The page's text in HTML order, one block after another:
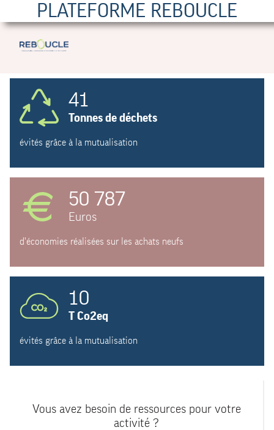
PLATEFORME REBOUCLE
41
Tonnes de déchets
évités grâce à la mutualisation
50 787
Euros
d'économies réalisées sur les achats neufs
10
T Co2eq
évités grâce à la mutualisation
Vous avez besoin de ressources pour votre
activité ?